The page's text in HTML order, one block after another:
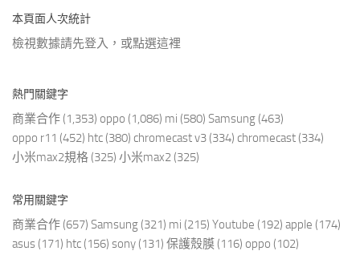
本頁面人次統計
檢視數據請先登入，或點選這裡
熱門關鍵字
商業合作 (1,353) oppo (1,086) mi (580) Samsung (463)
oppo r11 (452) htc (380) chromecast v3 (334) chromecast (334)
小米max2規格 (325) 小米max2 (325)
常用關鍵字
商業合作 (657) Samsung (321) mi (215) Youtube (192) apple (174)
asus (171) htc (156) sony (131) 保護殼膜 (116) oppo (102)